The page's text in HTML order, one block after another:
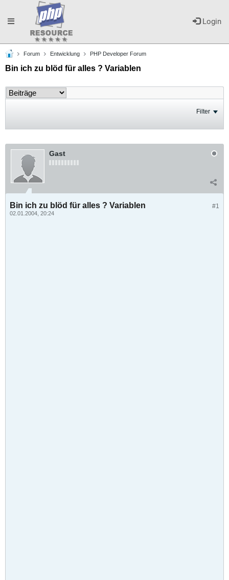
Login
Toggle
navigation
Forum Entwicklung PHP Developer Forum
Bin ich zu blöd für alles ? Variablen
Filter
Gast
#1
Bin ich zu blöd für alles ? Variablen
02.01.2004, 20:24